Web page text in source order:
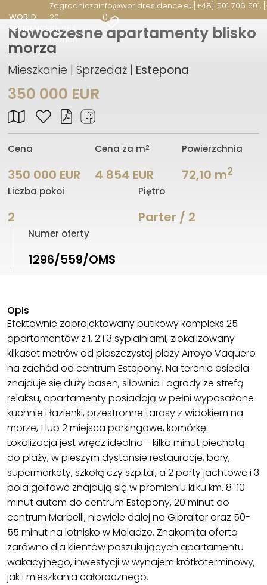
WORLD
RESIDENCE
Zagrodnicza
20
61-654
Poznań
info@worldresidence.eu[+48] 501 706
0
Nowoczesne apartamenty blisko
morza
Mieszkanie | Sprzedaż | Estepona
350 000 EUR
Cena
350 000 EUR
Cena za m2
4 854 EUR
Powierzchnia
72,10 m2
Liczba pokoi
2
Piętro
Parter / 2
Numer oferty
1296/559/OMS
Opis
Efektownie zaprojektowany butikowy kompleks 25
apartamentów z 1, 2 i 3 sypialniami, zlokalizowany
kilkaset metrów od piaszczystej plaży Arroyo Vaquero
na zachód od centrum Estepony. Na terenie osiedla
znajduje się duży basen, siłownia i ogrody ze strefą
relaksu, apartamenty posiadają w pełni wyposażone
kuchnie i łazienki, przestronne tarasy z widokiem na
morze, 1 lub 2 miejsca parkingowe, komórkę.
Lokalizacja jest wręcz idealna - kilka minut piechotą
do plaży, w pieszym dystansie restauracje, bary,
supermarkety, szkołą czy szpital, a 2 porty jachtowe i 3
pola golfowe znajdują się w promieniu kilku km. 8-10
minut autem do centrum Estepony, 20 minut do
centrum Marbelli, niewiele dalej na Gibraltar oraz 50-
55 minut na lotnisko w Maladze. Znakomita oferta
zarówno dla klientów poszukujących apartamentu
wakacyjnego, inwestycji w wynajem krótkoterminowy,
jak i mieszkania całorocznego.